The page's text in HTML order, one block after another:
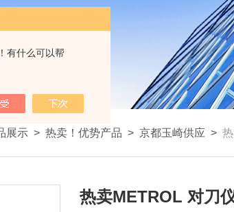
有什么可以帮
展示 > 热卖！优势产品 > 京都玉崎供应 >
热卖METROL 对刀